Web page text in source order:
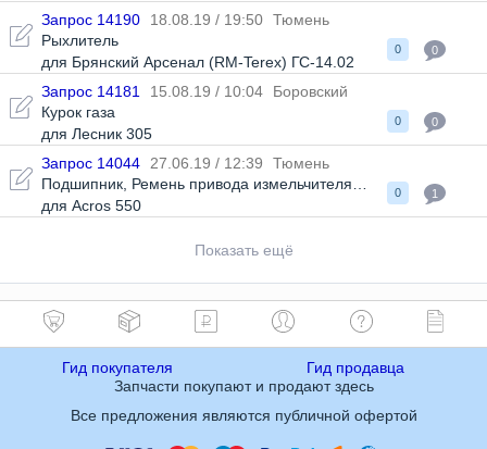
Запрос 14190 18.08.19 / 19:50 Тюмень
Рыхлитель
для Брянский Арсенал (RM-Terex) ГС-14.02
0 0
Запрос 14181 15.08.19 / 10:04
Боровский
Курок газа
для Лесник 305
0 0
Запрос 14044 27.06.19 / 12:39
Тюмень
Подшипник Ремень привода измельчителя
Ремень барабана
для Acros 550
0 1
Показать ещё
Гид покупателя
Гид продавца
Запчасти покупают и продают здесь
Все предложения являются публичной офертой